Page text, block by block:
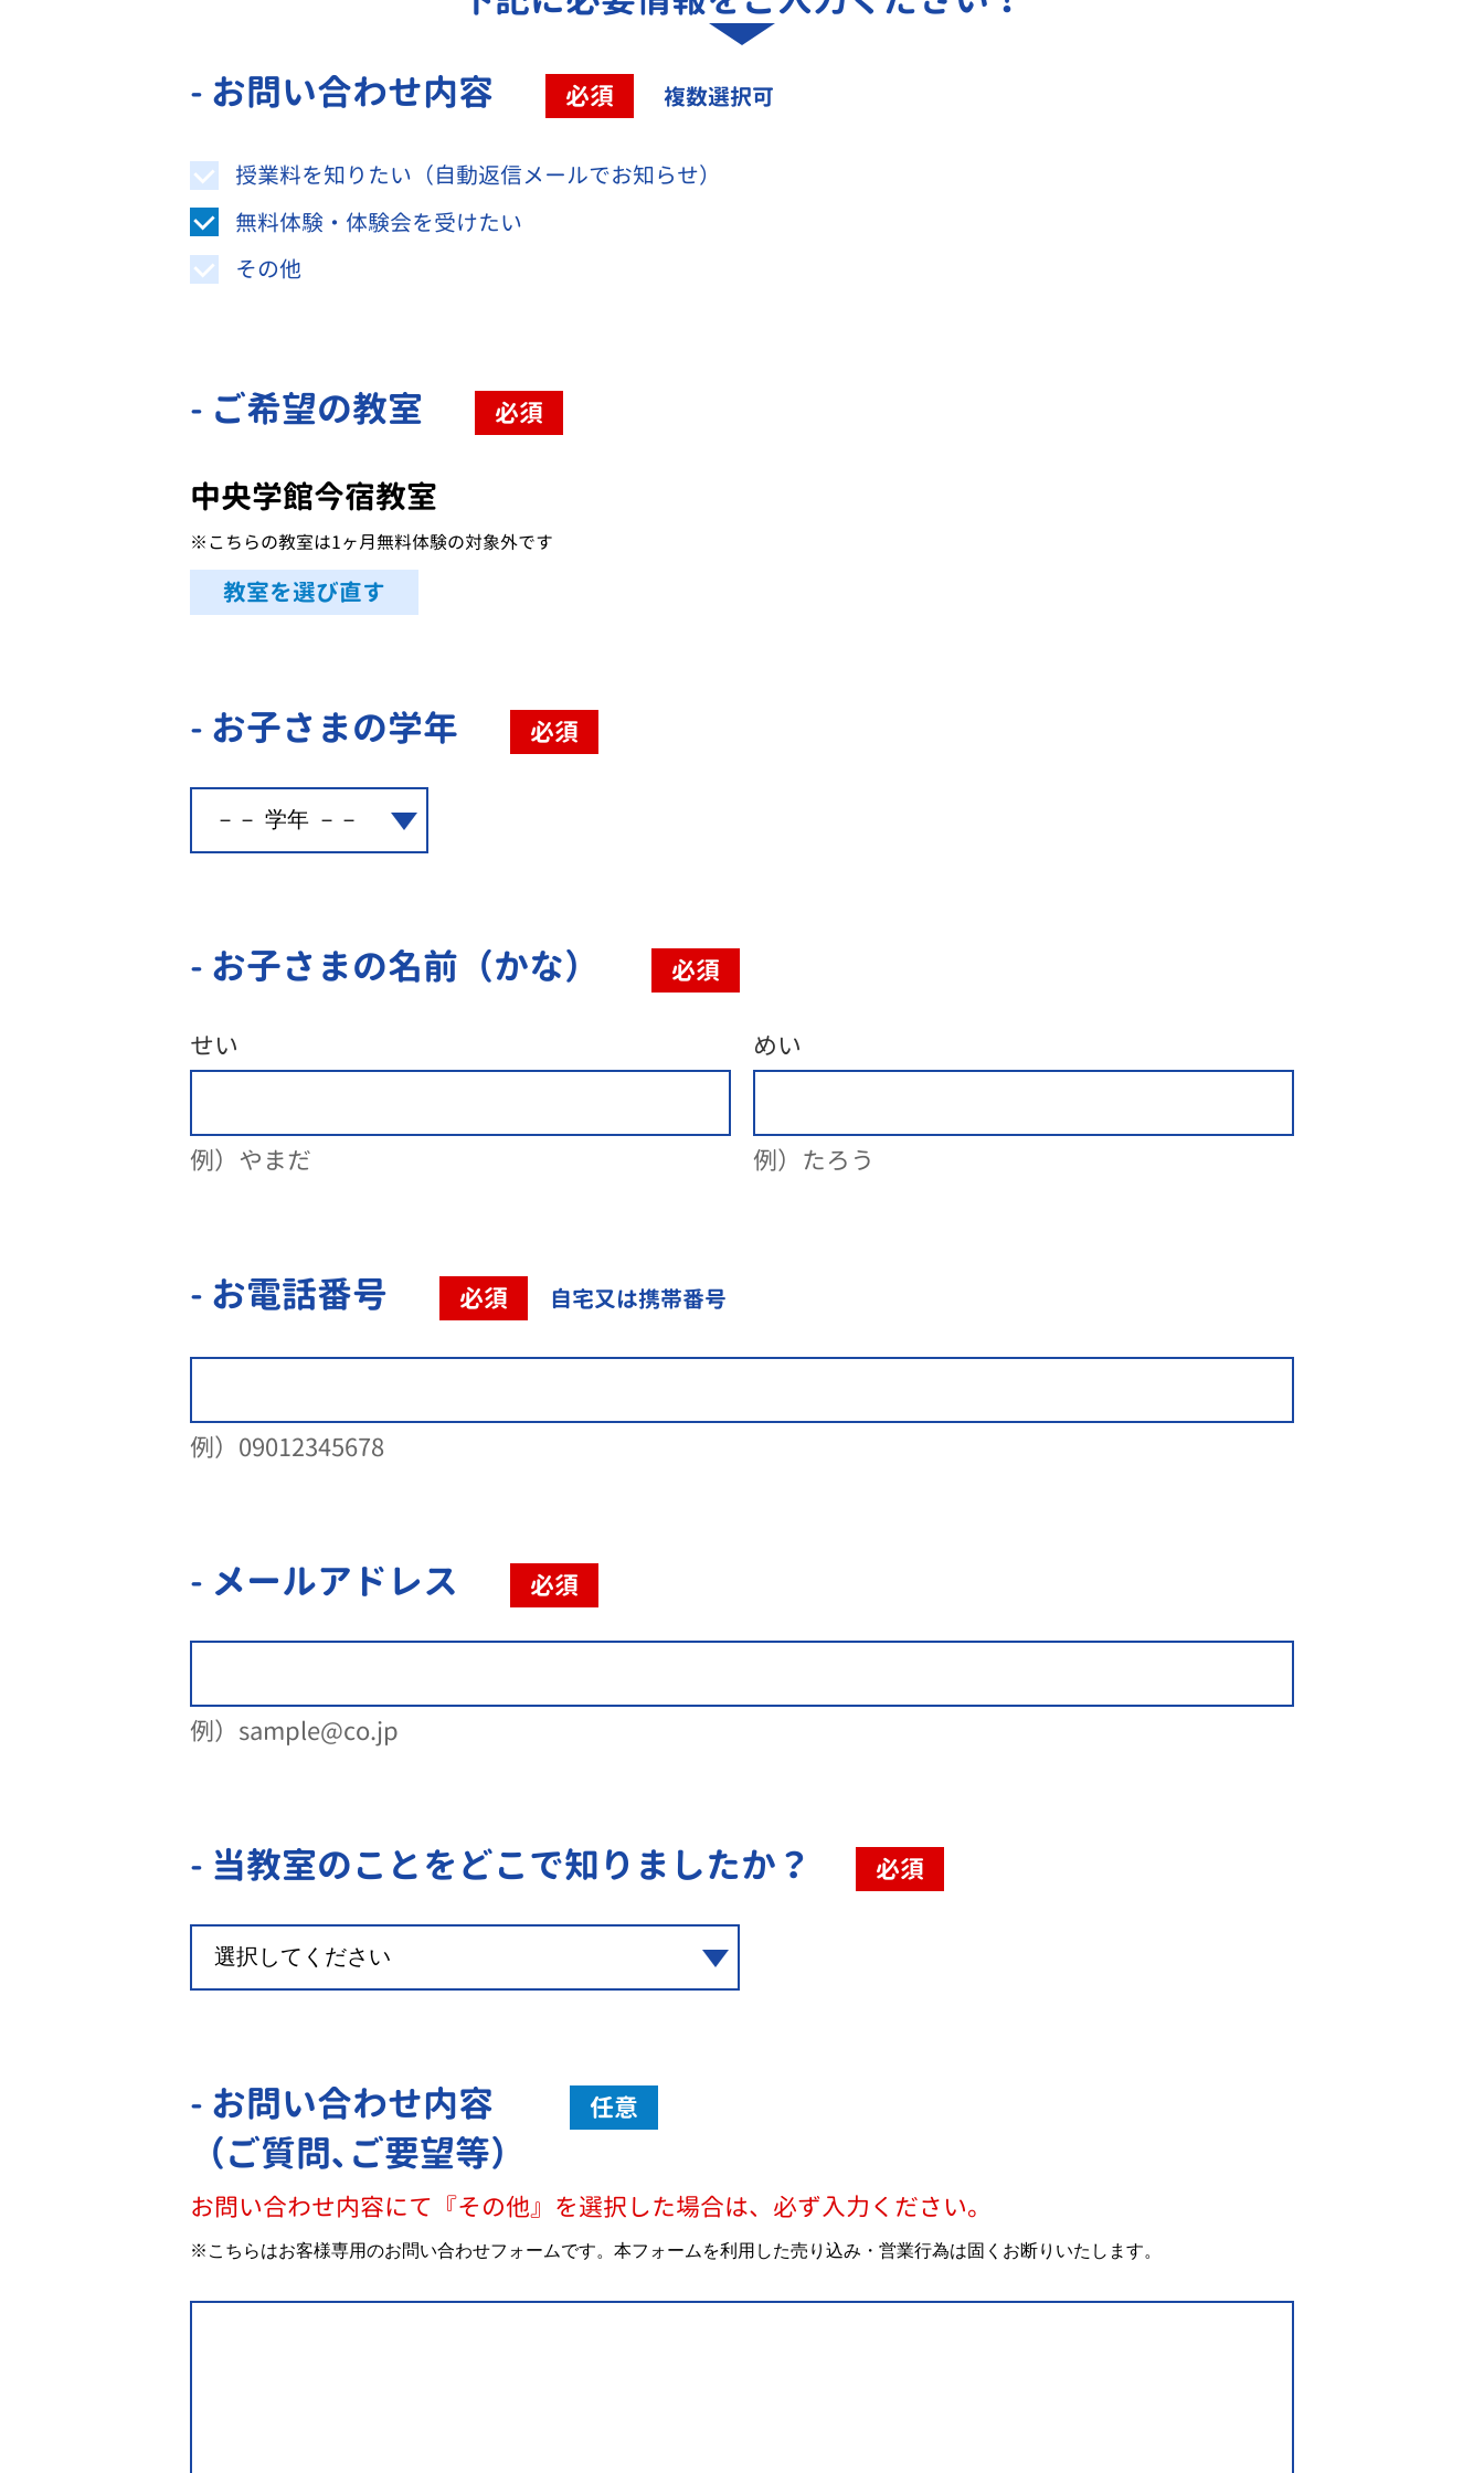
- お問い合わせ内容
必須 複数選択可
授業料を知りたい（自動返信メールでお知らせ）
無料体験・体験会を受けたい
その他
- ご希望の教室 必須
中央学館今宿教室
※こちらの教室は1ヶ月無料体験の対象外です
教室を選び直す
- お子さまの学年 必須
- お子さまの名前（かな） 必須
せい
例）やまだ
めい
例）たろう
- お電話番号 必須 自宅又は携帯番号
例）09012345678
- メールアドレス 必須
例）sample@co.jp
- 当教室のことをどこで知りましたか？ 必須
- お問い合わせ内容
（ご質問､ご要望等）
任意
お問い合わせ内容にて『その他』を選択した場合は、必ず入力ください。
※こちらはお客様専用のお問い合わせフォームです。本フォームを利用した売り込み・営業行為は固くお断りいたします。